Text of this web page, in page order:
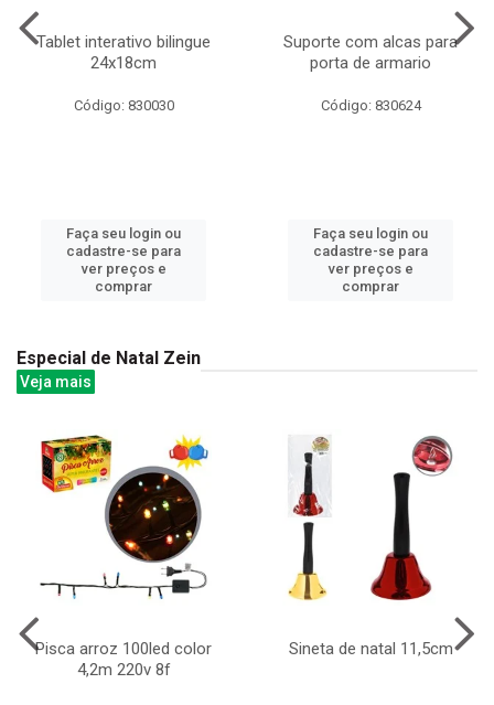
Tablet interativo bilingue
24x18cm
Código: 830030
Faça seu login ou
cadastre-se para
ver preços e
comprar
Suporte com alcas para
porta de armario
Código: 830624
Faça seu login ou
cadastre-se para
ver preços e
comprar
Especial de Natal Zein
Veja mais
Pisca arroz 100led color
4,2m 220v 8f
Sineta de natal 11,5cm